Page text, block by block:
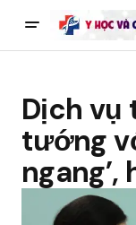
Dịch vụ
tướng